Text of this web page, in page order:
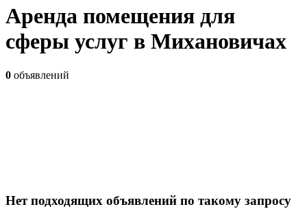
Аренда помещения для
сферы услуг в Михановичах
0 объявлений
Нет подходящих объявлений по такому запросу